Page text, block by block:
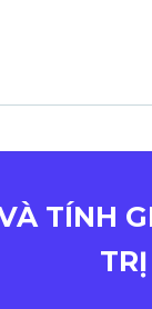
TÍNH